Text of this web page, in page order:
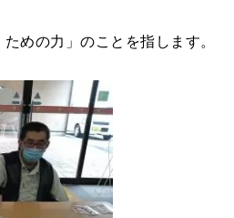
めの力」のことを指します。